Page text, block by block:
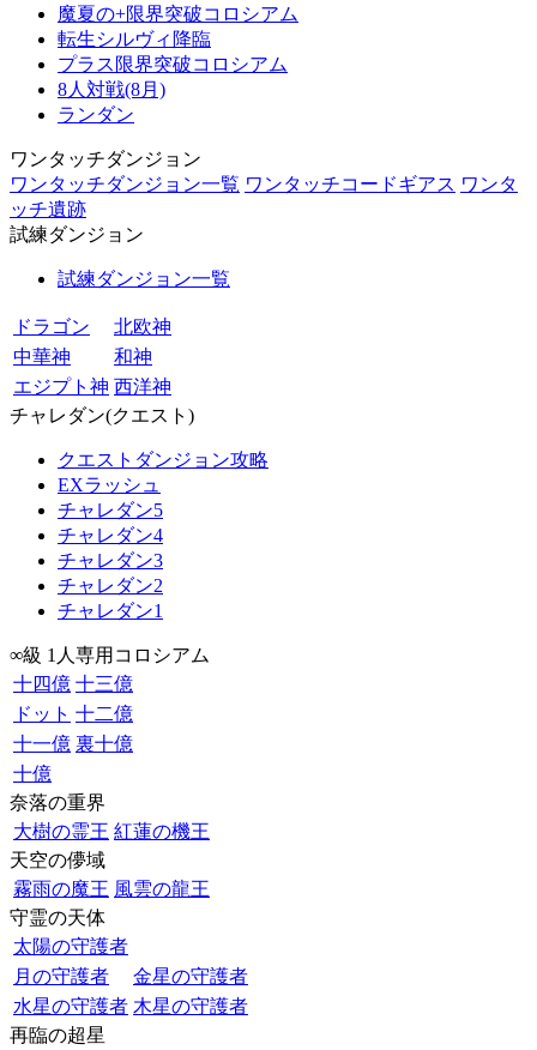
魔夏の+限界突破コロシアム
転生シルヴィ降臨
プラス限界突破コロシアム
8人対戦(8月)
ランダン
ワンタッチダンジョン
ワンタッチダンジョン一覧 ワンタッチコードギアス ワンタ
ッチ遺跡
試練ダンジョン
試練ダンジョン一覧
ドラゴン
北欧神
中華神
和神
エジプト神 西洋神
チャレダン(クエスト)
クエストダンジョン攻略
EXラッシュ
チャレダン5
チャレダン4
チャレダン3
チャレダン2
チャレダン1
∞級 1人専用コロシアム
十四億 十三億
ドット 十二億
十一億 裏十億
十億
奈落の重界
大樹の霊王 紅蓮の機王
天空の儚域
霧雨の魔王 風雲の龍王
守霊の天体
太陽の守護者
月の守護者
金星の守護者
水星の守護者 木星の守護者
再臨の超星